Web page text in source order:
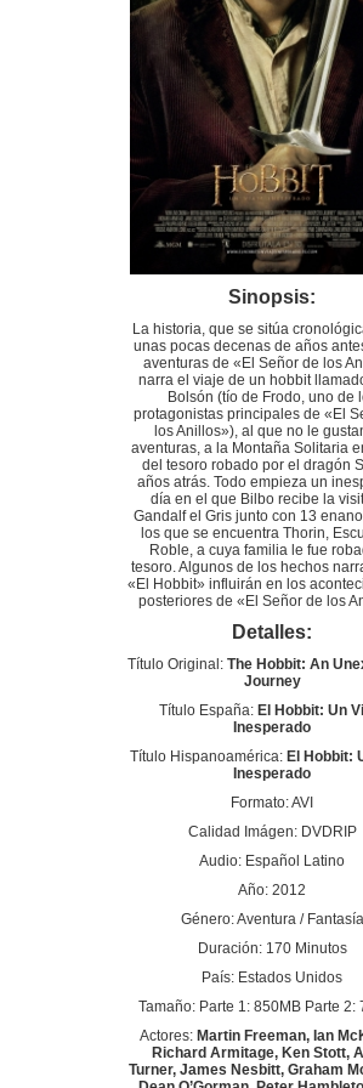
Sinopsis:
La historia, que se sitúa
unas pocas decenas de años
aventuras de «El Señor de los
narra el viaje de un hobbit
Bolsón (tío de Frodo, uno de
protagonistas principales de «El
los Anillos»), al que no le
aventuras, a la Montaña Solitaria
del tesoro robado por el dragón
años atrás. Todo empieza un
día en el que Bilbo recibe la
Gandalf el Gris junto con 13
los que se encuentra Thorin,
Roble, a cuya familia le fue
tesoro. Algunos de los hechos
«El Hobbit» influirán en los
posteriores de «El Señor de los
Detalles:
Título Original: The Hobbit: An
Journey
Título España: El Hobbit: Un
Inesperado
Título Hispanoamérica: El Hobbit:
Inesperado
Formato: AVI
Calidad Imágen: DVDRIP
Audio: Español Latino
Año: 2012
Género: Aventura / Fantasía
Duración: 170 Minutos
País: Estados Unidos
Tamaño: Parte 1: 850MB Parte 2:
Actores: Martin Freeman, Ian
Richard Armitage, Ken Stott,
Turner, James Nesbitt, Graham